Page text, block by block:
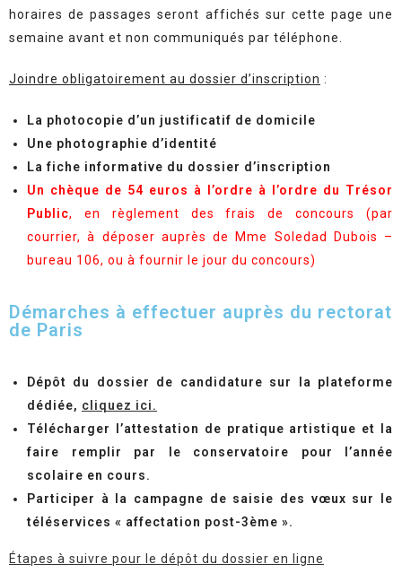
horaires de passages seront affichés sur cette page une
semaine avant et non communiqués par téléphone.
Joindre obligatoirement au dossier d’inscription :
La photocopie d’un justificatif de domicile
Une photographie d’identité
La fiche informative du dossier d’inscription
Un chèque de 54 euros à l’ordre à l’ordre du Trésor
Public, en règlement des frais de concours (par
courrier, à déposer auprès de Mme Soledad Dubois –
bureau 106, ou à fournir le jour du concours)
Démarches à effectuer auprès du rectorat
de Paris
Dépôt du dossier de candidature sur la plateforme
dédiée, cliquez ici.
Télécharger l’attestation de pratique artistique et la
faire remplir par le conservatoire pour l’année
scolaire en cours.
Participer à la campagne de saisie des vœux sur le
téléservices « affectation post-3ème ».
Étapes à suivre pour le dépôt du dossier en ligne